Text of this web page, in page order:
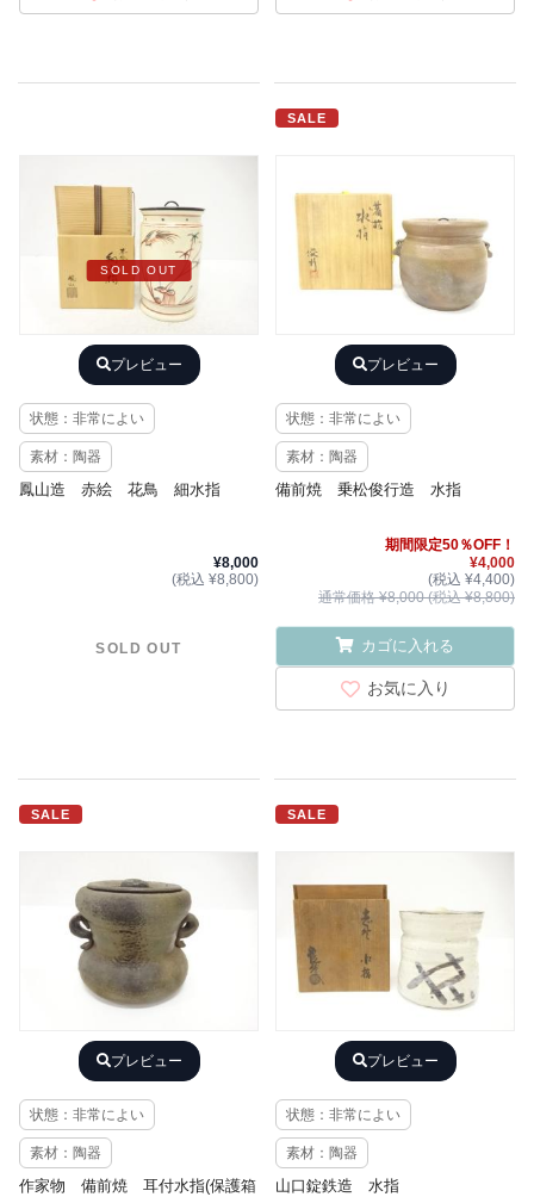
SOLD OUT
プレビュー
状態：非常によい
素材：陶器
鳳山造 赤絵 花鳥 細水指
¥8,000
(税込 ¥8,800)
SOLD OUT
SALE
プレビュー
状態：非常によい
素材：陶器
備前焼 乗松俊行造 水指
期間限定50％OFF！
¥4,000
(税込 ¥4,400)
通常価格 ¥8,000 (税込 ¥8,800)
カゴに入れる
お気に入り
SALE
プレビュー
状態：非常によい
素材：陶器
作家物 備前焼 耳付水指(保護箱
SALE
プレビュー
状態：非常によい
素材：陶器
山口錠鉄造 水指